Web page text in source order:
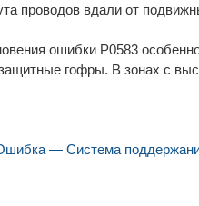
проводов вдали от
ошибки P0583
гофры. В зонах с
— Система